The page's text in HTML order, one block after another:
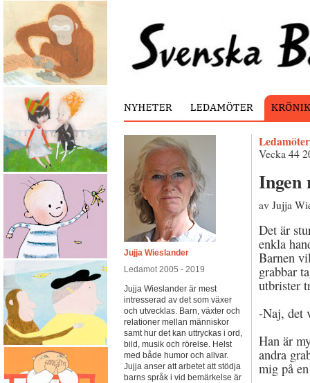
Jujja Wieslander
Ledamot 2005 - 2019
Jujja Wieslander är mest
intresserad av det som växer
och utvecklas. Barn, växter och
relationer mellan människor
samt hur det kan uttryckas i ord,
bild, musik och rörelse. Helst
med både humor och allvar.
Jujja anser att arbetet att stödja
barns språk i vid bemärkelse är
Vecka 44
Ingen
av Jujja
Det är
enkla
Barnen
grabbar
utbrister
-Naj, det
Han är
andra
mig på